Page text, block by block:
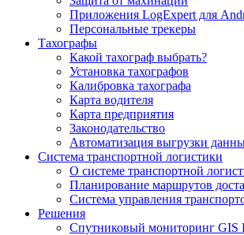
Приложения LogExpert для
Персональные трекеры
Тахографы
Какой тахограф выбрать?
Установка тахографов
Калибровка тахографа
Карта водителя
Карта предприятия
Законодательство
Автоматизация выгрузки
Система транспортной логистики
О системе транспортной
Планирование маршрутов
Система управления
Решения
Спутниковый мониторинг GIS